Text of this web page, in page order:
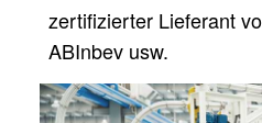
zertifizierter Lieferant
ABInbev usw.